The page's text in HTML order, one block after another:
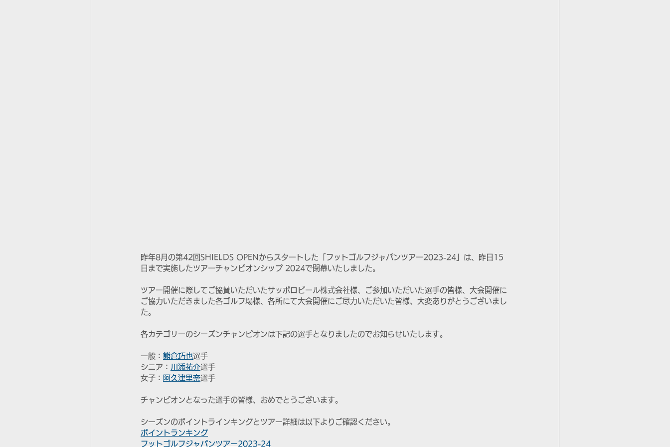
昨年8月の第42回SHIELDS OPENからスタートした「フットゴルフジャパンツアー2023-24」は、昨日15
日まで実施したツアーチャンピオンシップ 2024で閉幕いたしました。
ツアー開催に際してご協賛いただいたサッポロビール株式会社様、ご参加いただいた選手の皆様、大会開催に
ご協力いただきました各ゴルフ場様、各所にて大会開催にご尽力いただいた皆様、大変ありがとうございまし
た。
各カテゴリーのシーズンチャンピオンは下記の選手となりましたのでお知らせいたします。
一般： 熊倉巧也選手
シニア： 川添祐介選手
女子： 阿久津里奈選手
チャンピオンとなった選手の皆様、おめでとうございます。
シーズンのポイントラインキングとツアー詳細は以下よりご確認ください。
ポイントランキング
フットゴルフジャパンツアー2023-24